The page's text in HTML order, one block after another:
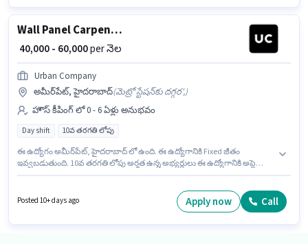
Wall Panel Carpenter
₹ 40,000 - 60,000per నెల
Urban Company
అమీర్‌పేట్, హైదరాబాద్(మెట్రో స్టేషన్‌కు దగ్గర',)
హౌస్ కీపింగ్ లో 0 - 6 ఏళ్లు అనుభవం
Day shift 10వ తరగతి లోపు
ఈ ఉద్యోగం అమీర్‌పేట్, హైదరాబాద్ లో ఉంది. ఈ ఉద్యోగానికి Fixed జీతం
ఇవ్వబడుతుంది. 10వ తరగతి లోపు అర్హత ఉన్న అభ్యర్థులు ఈ ఉద్యోగానికి అప్లై
Full Time ప్రాతిపదికపై, DAY shift మరియు వారానికి 6 days working ఉన్నాయి.
Urban Company హౌస్ కీపింగ్ విభాగంలో Wall Panel Carpenter ఉద్యోగానికి
Posted 10+ days ago Apply now Call